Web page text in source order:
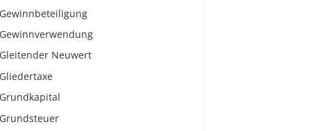
Gewinnbeteiligung
Gewinnverwendung
Gleitender Neuwert
Gliedertaxe
Grundkapital
Grundsteuer